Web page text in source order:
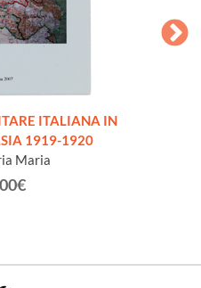
ITALIANA IN
1919-1920
Maria